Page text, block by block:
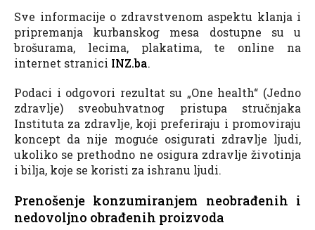
Sve informacije o zdravstvenom aspektu klanja i
pripremanja kurbanskog mesa dostupne su u
brošurama, lecima, plakatima, te online na
internet stranici INZ.ba.
Podaci i odgovori rezultat su „One health“ (Jedno
zdravlje) sveobuhvatnog pristupa stručnjaka
Instituta za zdravlje, koji preferiraju i promoviraju
koncept da nije moguće osigurati zdravlje ljudi,
ukoliko se prethodno ne osigura zdravlje životinja
i bilja, koje se koristi za ishranu ljudi.
Prenošenje konzumiranjem neobrađenih i
nedovoljno obrađenih proizvoda